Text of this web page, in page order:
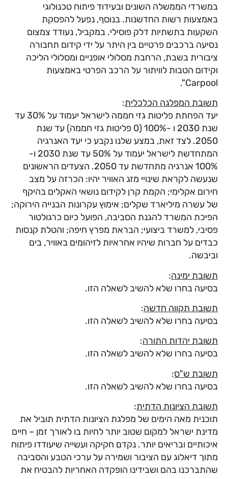
במשרדי הממשלה השונים ובעידוד פיתוח טכנולוגי
באמצעות רשות החדשנות. בנוסף, נפעל להפסקת
השקעות בתשתיות דלק פוסילי. במקביל, נעודד צמצום
נסיעה ברכבים פרטיים בין היתר על ידי קידום תחבורה
ציבורית בשבת, הרחבת מסלולי אופניים ומסלולי הליכה
וקידום הטבות לוויתור על הרכב הפרטי באמצעות
Carpool".
תשובת המפלגה הכלכלית:
יעד הפחתת פליטות גזי חממה לישראל יעמוד על 30% עד
שנת 2030 ו -100% (0 פליטות גזי חממה) עד שנת
2050. לצד זאת, במצע שלנו נקבע כי יעד האנרגיה
המתחדשת לישראל יעמוד על 50% עד שנת 2030 ו-
100% אנרגיה מתחדשת עד 2050. הצעדים הראשונים
שנעשה לקראת שינויי מזג האוויר יהיו: הכרזה על מצב
חירום אקלימי; הקמת קרן לקידום נושאי האקלים בהיקף
של עשרה מיליארד שקלים; אימוץ עקרונות הבנייה הירוקה;
הפיכת המשרד להגנת הסביבה, הפועל כיום כרגולטור
פסיבי, למשרד ביצועי; הבראת מפרץ חיפה; והטלת קנסות
כבדים על חברות שיהיו אחראיות לזיהומים באוויר, בים
וביבשה.
תשובת ימינה:
בסיעה בחרו שלא להשיב לשאלה הזו.
תשובת תקווה חדשה:
בסיעה בחרו שלא להשיב לשאלה הזו.
תשובת יהדות התורה:
בסיעה בחרו שלא להשיב לשאלה הזו.
תשובת ש"ס:
בסיעה בחרו שלא להשיב לשאלה הזו.
תשובת הציונות הדתית:
תוכנית מאה הימים של מפלגת הציונות הדתית תוביל את
מדינת ישראל למקום שטוב יותר לחיות בו לאורך זמן – חיים
איכותיים ובריאים יותר. נקדם חקיקה ועשייה שיעודדו פיתוח
מתוך דיאלוג עם הציבור ושמירה על ערכי הטבע והסביבה
שהתברכנו בהם ושבידינו הופקדה האחריות להבטיח את